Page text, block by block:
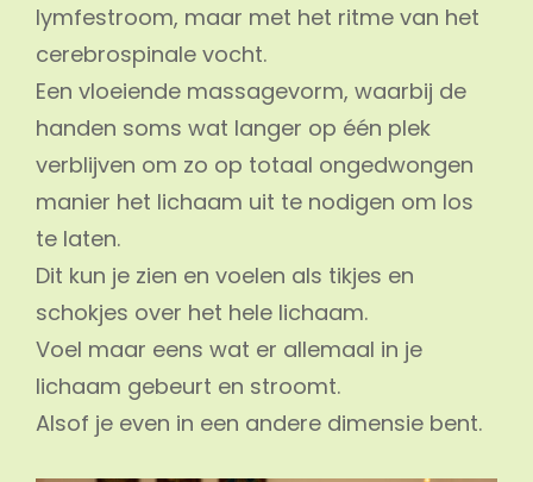
lymfestroom, maar met het ritme van het
cerebrospinale vocht.
Een vloeiende massagevorm, waarbij de
handen soms wat langer op één plek
verblijven om zo op totaal ongedwongen
manier het lichaam uit te nodigen om los
te laten.
Dit kun je zien en voelen als tikjes en
schokjes over het hele lichaam.
Voel maar eens wat er allemaal in je
lichaam gebeurt en stroomt.
Alsof je even in een andere dimensie bent.